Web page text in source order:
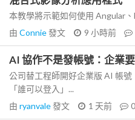
本教學將示範如何使用 Angular
由 Connie發文 9 小時前
AI 協作不是發帳號：企業
公司替工程師開好企業版 AI 帳
「誰可以登入」...
由 ryanvale發文 1 天前 0